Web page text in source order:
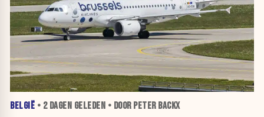
BELGIË • 2 DAGEN GELEDEN • DOOR PETER BACKX